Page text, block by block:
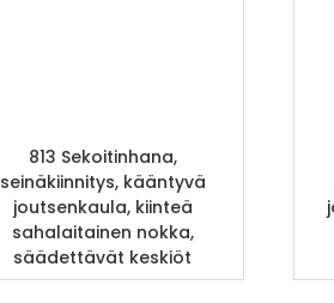
813 Sekoitinhana,
seinäkiinnitys, kääntyvä
joutsenkaula, kiinteä
sahalaitainen nokka,
säädettävät keskiöt